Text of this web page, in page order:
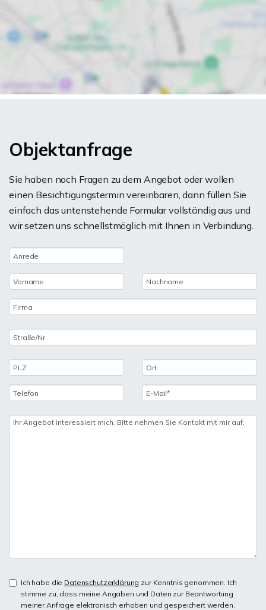
Objektanfrage
Sie haben noch Fragen zu dem Angebot oder wollen
einen Besichtigungstermin vereinbaren, dann füllen Sie
einfach das untenstehende Formular vollständig aus und
wir setzen uns schnellstmöglich mit Ihnen in Verbindung.
Ich habe die Datenschutzerklärung zur Kenntnis genommen. Ich
stimme zu, dass meine Angaben und Daten zur Beantwortung
meiner Anfrage elektronisch erhoben und gespeichert werden.